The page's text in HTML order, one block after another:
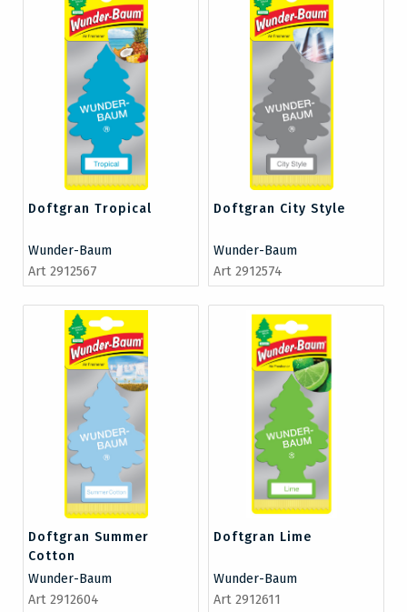
Doftgran Tropical
Wunder-Baum
Art 2912567
Doftgran City Style
Wunder-Baum
Art 2912574
Doftgran Summer
Cotton
Wunder-Baum
Art 2912604
Doftgran Lime
Wunder-Baum
Art 2912611